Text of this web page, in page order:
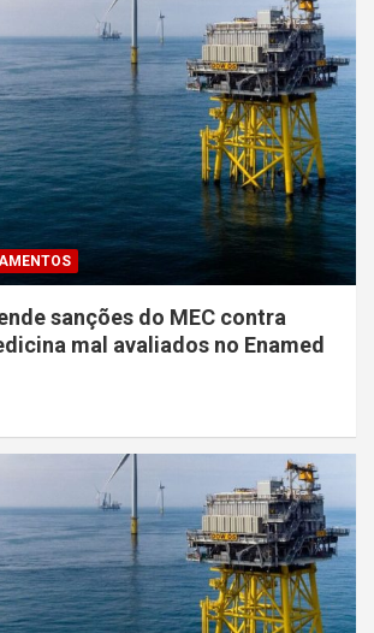
sanções do MEC contra
mal avaliados no Enamed